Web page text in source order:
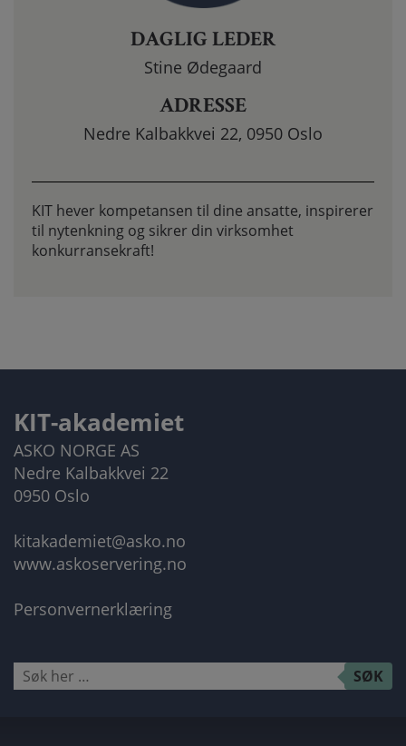
DAGLIG LEDER
Stine Ødegaard
ADRESSE
Nedre Kalbakkvei 22, 0950 Oslo
KIT hever kompetansen til dine ansatte, inspirerer
til nytenkning og sikrer din virksomhet
konkurransekraft!
KIT-akademiet
ASKO NORGE AS
Nedre Kalbakkvei 22
0950 Oslo
kitakademiet@asko.no
www.askoservering.no
Personvernerklæring
Søk
etter:
SØK